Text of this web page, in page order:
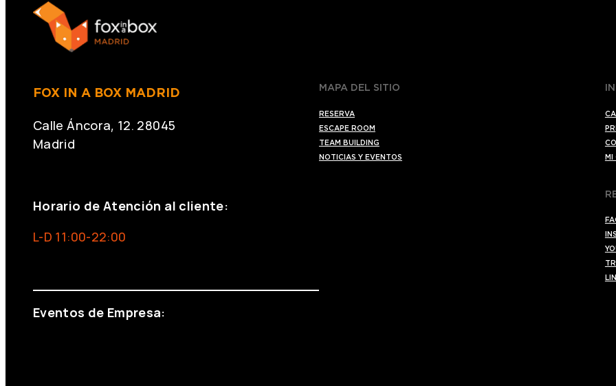
FOX IN A BOX MADRID
Calle Áncora, 12. 28045
Madrid
Horario de Atención al cliente:
L-D 11:00-22:00
Eventos de Empresa:
MAPA DEL SITIO
RESERVA
ESCAPE ROOM
TEAM BUILDING
NOTICIAS Y EVENTOS
MI